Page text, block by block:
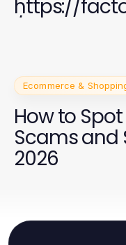
https://
Ecommerce &
How to
Scams and
2026